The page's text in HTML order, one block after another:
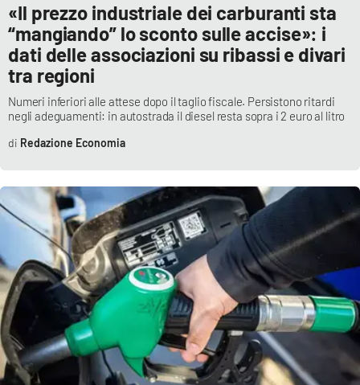
«Il prezzo industriale dei carburanti sta
“mangiando” lo sconto sulle accise»: i
dati delle associazioni su ribassi e divari
tra regioni
Numeri inferiori alle attese dopo il taglio fiscale. Persistono ritardi
negli adeguamenti: in autostrada il diesel resta sopra i 2 euro al litro
Redazione Economia